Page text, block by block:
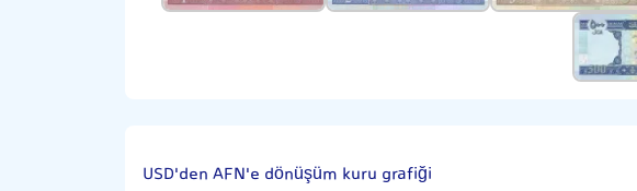
USD'den AFN'e dönüşüm kuru grafiği